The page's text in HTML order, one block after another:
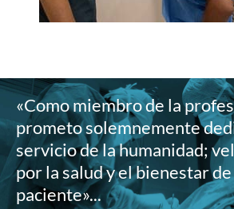
«Como miembro de la
prometo solemnemente
servicio de la humanidad;
por la salud y el bienestar
paciente»...